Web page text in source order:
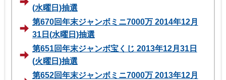
(水曜日)抽選
第670回年末ジャンボミニ7000万 2014年12月
31日(水曜日)抽選
第651回年末ジャンボ宝くじ 2013年12月31日
(火曜日)抽選
第652回年末ジャンボミニ7000万 2013年12月